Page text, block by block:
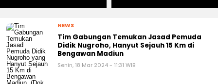
NEWS
Tim Gabungan Temukan Jasad Pemuda
Didik Nugroho, Hanyut Sejauh 15 Km di
Bengawan Madiun
Senin, 18 Mar 2024 - 11:31 WIB